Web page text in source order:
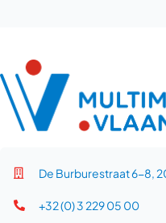
De Burburestraat 6-8,
+32 (0) 3 229 05 00